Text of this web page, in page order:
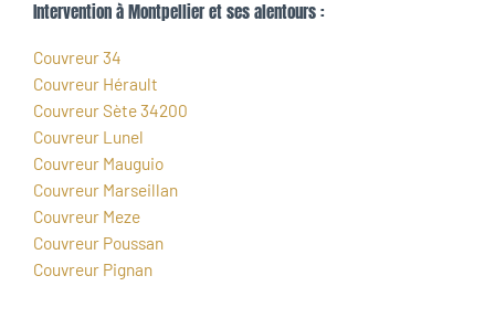
Intervention à Montpellier et ses alentours :
Couvreur 34
Couvreur Hérault
Couvreur Sète 34200
Couvreur Lunel
Couvreur Mauguio
Couvreur Marseillan
Couvreur Meze
Couvreur Poussan
Couvreur Pignan